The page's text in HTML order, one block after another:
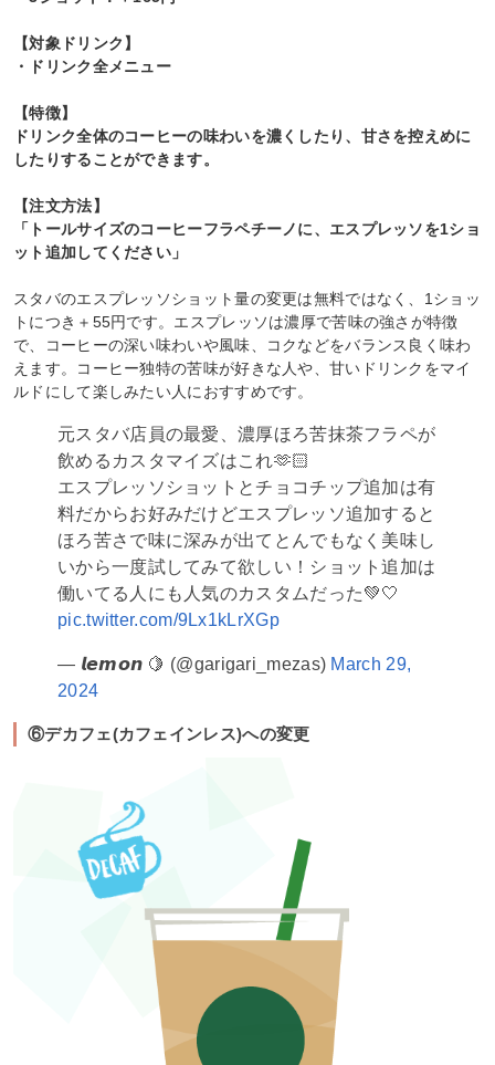
【対象ドリンク】
・ドリンク全メニュー
【特徴】
ドリンク全体のコーヒーの味わいを濃くしたり、甘さを控えめに
したりすることができます。
【注文方法】
「トールサイズのコーヒーフラペチーノに、エスプレッソを1ショ
ット追加してください」
スタバのエスプレッソショット量の変更は無料ではなく、1ショッ
トにつき＋55円です。エスプレッソは濃厚で苦味の強さが特徴
で、コーヒーの深い味わいや風味、コクなどをバランス良く味わ
えます。コーヒー独特の苦味が好きな人や、甘いドリンクをマイ
ルドにして楽しみたい人におすすめです。
元スタバ店員の最愛、濃厚ほろ苦抹茶フラペが
飲めるカスタマイズはこれ🫶🏻
エスプレッソショットとチョコチップ追加は有
料だからお好みだけどエスプレッソ追加すると
ほろ苦さで味に深みが出てとんでもなく美味し
いから一度試してみて欲しい！ショット追加は
働いてる人にも人気のカスタムだった💚🤍
pic.twitter.com/9Lx1kLrXGp
— 𝙡𝙚𝙢𝙤𝙣 🍋 (@garigari_mezas) March 29,
2024
⑥デカフェ(カフェインレス)への変更